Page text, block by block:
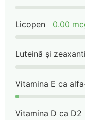
Licopen 0.00
Luteină și
Vitamina E ca
Vitamina D ca D2